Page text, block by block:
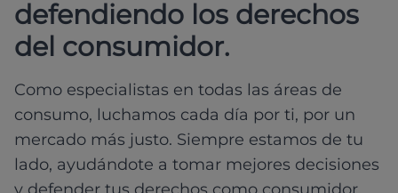
defendiendo los derechos
del consumidor.
Como especialistas en todas las áreas de
consumo, luchamos cada día por ti, por un
mercado más justo. Siempre estamos de tu
lado, ayudándote a tomar mejores decisiones